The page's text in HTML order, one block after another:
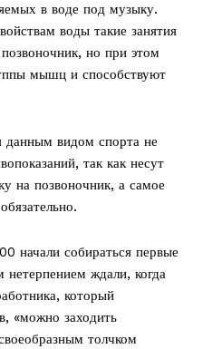
в воде под музыку.
воды такие занятия
но при этом
мышц и способствуют
данным видом спорта не
так как несут
на позвоночник, а самое
начали собираться первые
ждали, когда
который
«можно заходить
толчком